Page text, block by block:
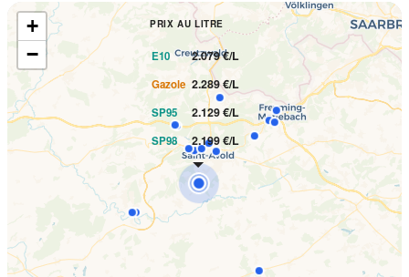
PRIX AU LITRE
E10 2.079 €/L
Gazole 2.289 €/L
SP95 2.129 €/L
SP98 2.199 €/L
+
−